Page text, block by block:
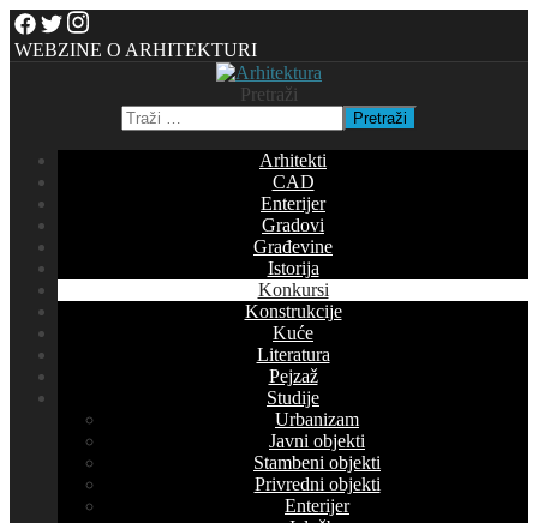
WEBZINE O ARHITEKTURI
Pretraži
Pretraži
Arhitekti
CAD
Enterijer
Gradovi
Građevine
Istorija
Konkursi
Konstrukcije
Kuće
Literatura
Pejzaž
Studije
Urbanizam
Javni objekti
Stambeni objekti
Privredni objekti
Enterijer